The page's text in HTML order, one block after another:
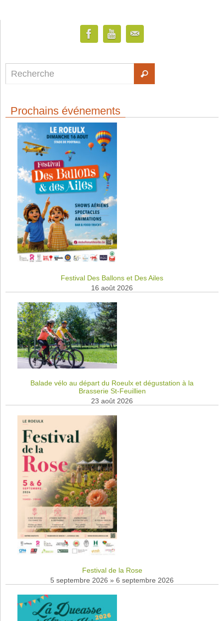
Prochains événements
Festival Des Ballons et Des Ailes
16 août 2026
Balade vélo au départ du Roeulx et dégustation à la
Brasserie St-Feuillien
23 août 2026
Festival de la Rose
5 septembre 2026 » 6 septembre 2026